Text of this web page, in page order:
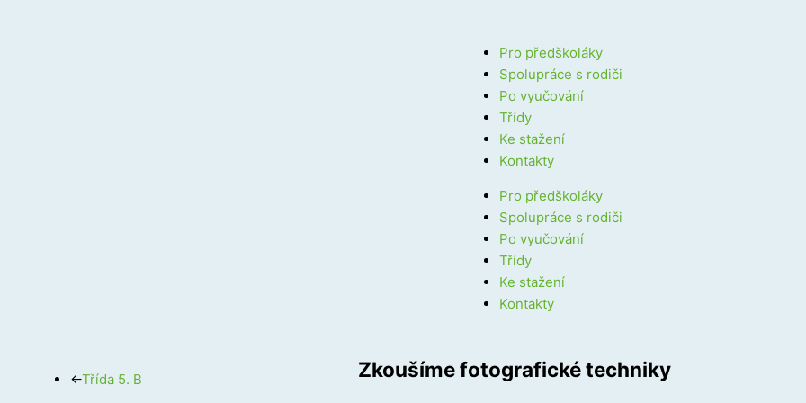
Pro předškoláky
Spolupráce s rodiči
Po vyučování
Třídy
Ke stažení
Kontakty
Pro předškoláky
Spolupráce s rodiči
Po vyučování
Třídy
Ke stažení
Kontakty
←Třída 5. B Zkoušíme fotografické techniky